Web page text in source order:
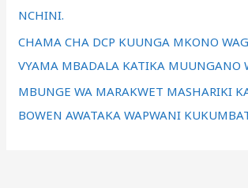
NCHINI.
CHAMA CHA DCP KUUNGA MKONO
VYAMA MBADALA KATIKA MUUNGANO
MBUNGE WA MARAKWET MASHARIKI
BOWEN AWATAKA WAPWANI